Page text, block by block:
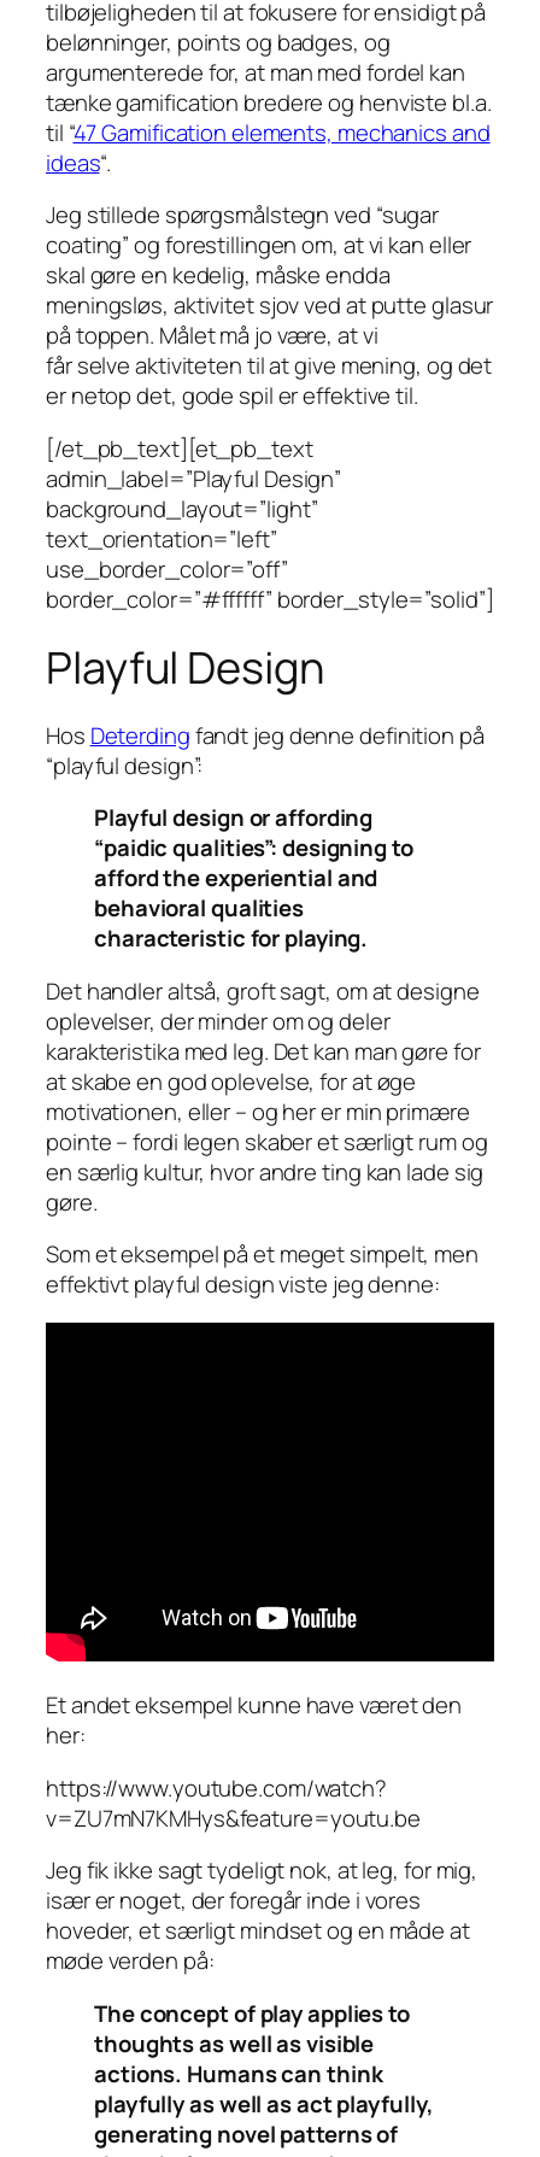
tilbøjeligheden til at fokusere for ensidigt på
belønninger, points og badges, og
argumenterede for, at man med fordel kan
tænke gamification bredere og henviste bl.a.
til “47 Gamification elements, mechanics and
ideas“.
Jeg stillede spørgsmålstegn ved “sugar
coating” og forestillingen om, at vi kan eller
skal gøre en kedelig, måske endda
meningsløs, aktivitet sjov ved at putte glasur
på toppen. Målet må jo være, at vi
fårselveaktiviteten til at give mening, og det
er netop det, gode spil er effektive til.
[/et_pb_text][et_pb_text
admin_label=”Playful Design”
background_layout=”light”
text_orientation=”left”
use_border_color=”off”
border_color=”#ffffff” border_style=”solid”]
Playful Design
Hos Deterdingfandt jeg denne definition på
“playful design”:
Playful design or affording
“paidic qualities”: designing to
afford the experientialand
behavioral qualities
characteristic for playing.
Det handler altså, groft sagt, om at designe
oplevelser, der minder om og deler
karakteristika med leg. Det kan man gøre for
at skabe en god oplevelse, for at øge
motivationen, eller – og her er min primære
pointe – fordi legen skaber et særligt rum og
en særlig kultur, hvor andre ting kan lade sig
gøre.
Som et eksempel på et meget simpelt, men
effektivt playful design viste jeg denne:
Et andet eksempel kunne have været den
her:
https://www.youtube.com/watch?
v=ZU7mN7KMHys&feature=youtu.be
Jeg fik ikke sagt tydeligt nok, at leg, for mig,
især er noget, der foregår inde i vores
hoveder, et særligt mindset og en måde at
møde verden på:
The concept of play applies to
thoughts as well as visible
actions. Humans can think
playfully as well as act playfully,
generating novel patterns of